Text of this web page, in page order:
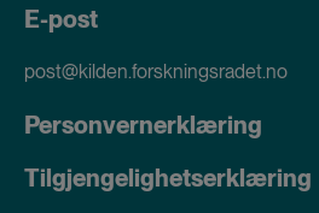
E-post
post@kilden.forskningsradet.no
Personvernerklæring
Tilgjengelighetserklæring